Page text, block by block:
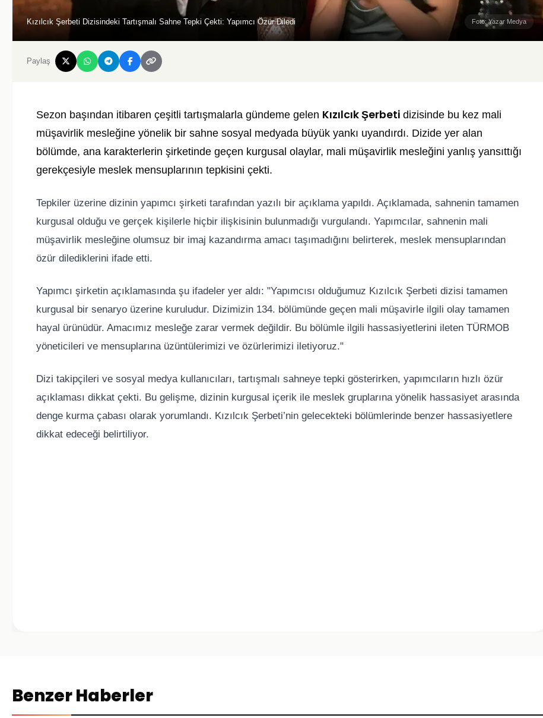
Kızılcık Şerbeti Dizisindeki Tartışmalı Sahne Tepki Çekti: Yapımcı Özür Diledi Foto: Yazar Medya
Paylaş
Sezon başından itibaren çeşitli tartışmalarla gündeme gelen Kızılcık Şerbeti dizisinde bu kez mali
müşavirlik mesleğine yönelik bir sahne sosyal medyada büyük yankı uyandırdı. Dizide yer alan
bölümde, ana karakterlerin şirketinde geçen kurgusal olaylar, mali müşavirlik mesleğini yanlış yansıttığı
gerekçesiyle meslek mensuplarının tepkisini çekti.
Tepkiler üzerine dizinin yapımcı şirketi tarafından yazılı bir açıklama yapıldı. Açıklamada, sahnenin tamamen
kurgusal olduğu ve gerçek kişilerle hiçbir ilişkisinin bulunmadığı vurgulandı. Yapımcılar, sahnenin mali
müşavirlik mesleğine olumsuz bir imaj kazandırma amacı taşımadığını belirterek, meslek mensuplarından
özür dilediklerini ifade etti.
Yapımcı şirketin açıklamasında şu ifadeler yer aldı: "Yapımcısı olduğumuz Kızılcık Şerbeti dizisi tamamen
kurgusal bir senaryo üzerine kuruludur. Dizimizin 134. bölümünde geçen mali müşavirle ilgili olay tamamen
hayal ürünüdür. Amacımız mesleğe zarar vermek değildir. Bu bölümle ilgili hassasiyetlerini ileten TÜRMOB
yöneticileri ve mensuplarına üzüntülerimizi ve özürlerimizi iletiyoruz."
Dizi takipçileri ve sosyal medya kullanıcıları, tartışmalı sahneye tepki gösterirken, yapımcıların hızlı özür
açıklaması dikkat çekti. Bu gelişme, dizinin kurgusal içerik ile meslek gruplarına yönelik hassasiyet arasında
denge kurma çabası olarak yorumlandı. Kızılcık Şerbeti’nin gelecekteki bölümlerinde benzer hassasiyetlere
dikkat edeceği belirtiliyor.
Benzer Haberler